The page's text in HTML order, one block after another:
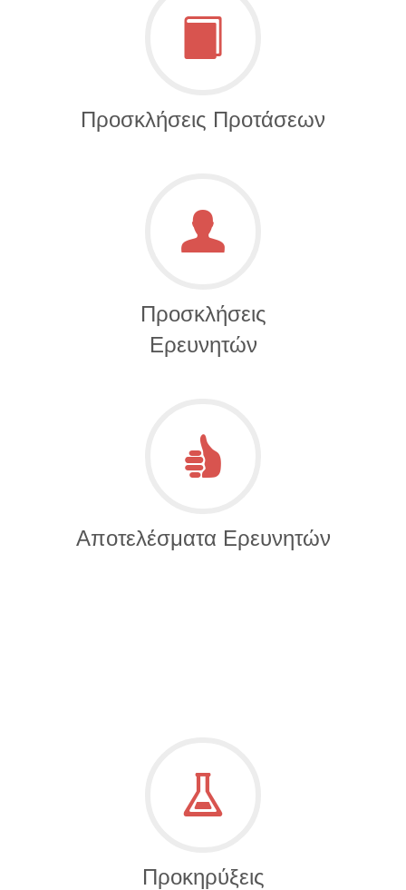
Προσκλήσεις Προτάσεων
Προσκλήσεις
Ερευνητών
Αποτελέσματα Ερευνητών
Προκηρύξεις